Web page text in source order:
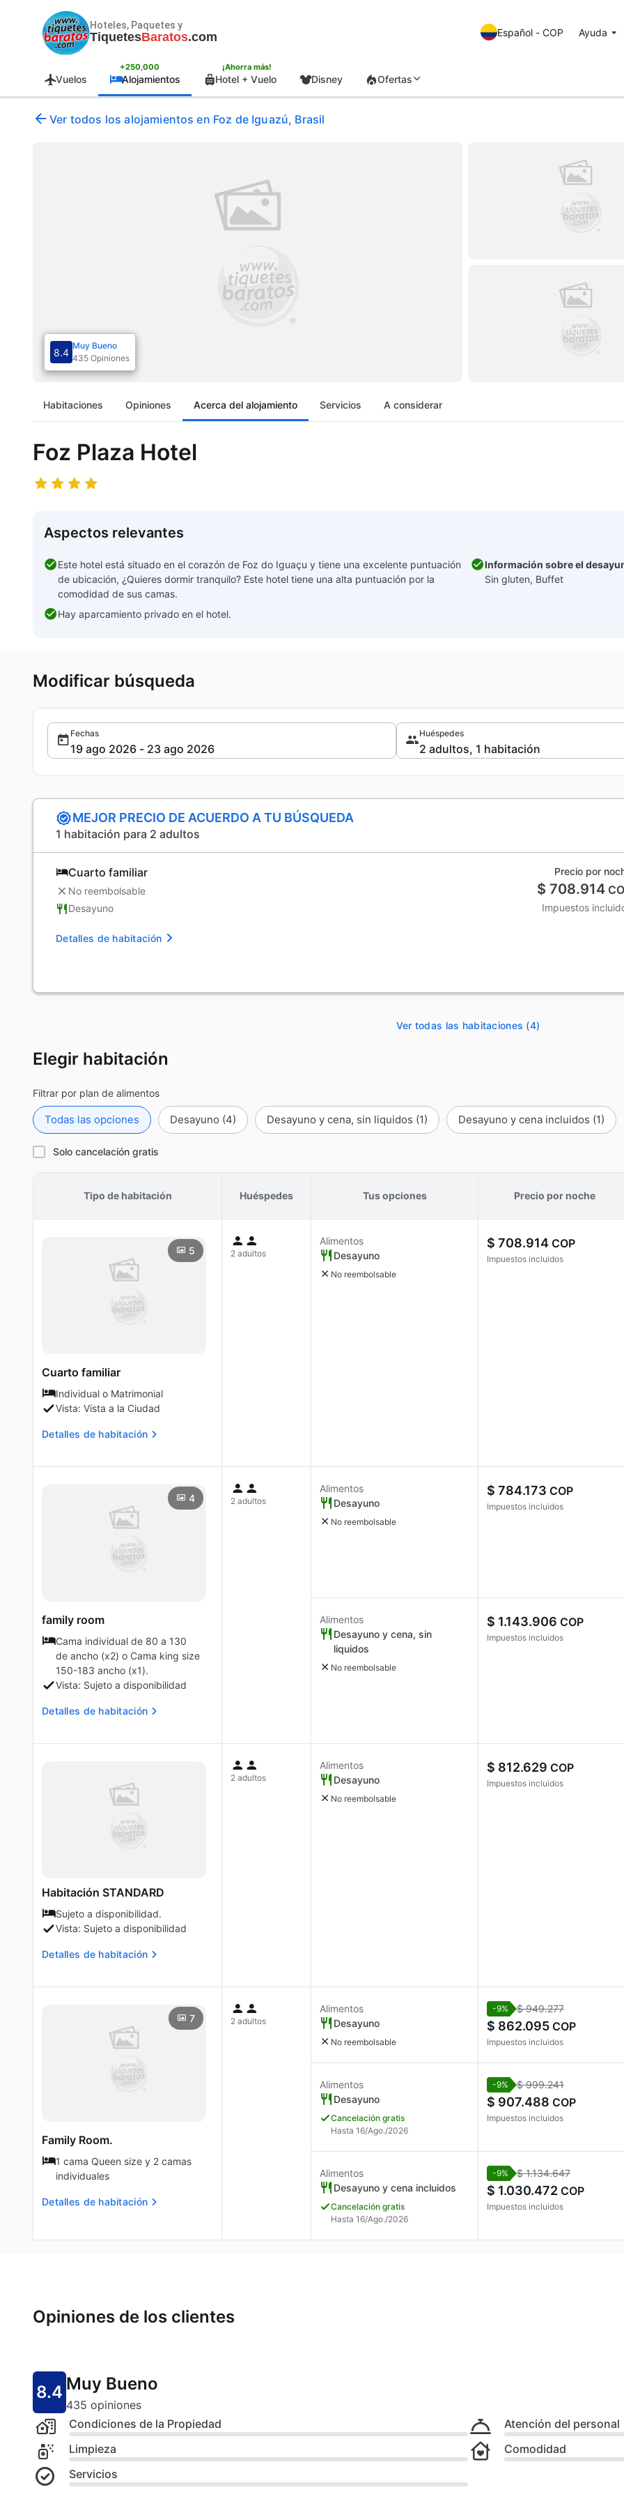
Hoteles, Paquetes y
TiquetesBaratos.com Español - COP Ayuda
Vuelos
+250,000
Alojamientos
¡Ahorra más!
Hotel + Vuelo Disney Ofertas
Ver todos los alojamientos en Foz de Iguazú, Brasil
8.4
Muy Bueno
435 Opiniones
Habitaciones Opiniones Acerca del alojamiento Servicios A considerar
Foz Plaza Hotel
Aspectos relevantes
Este hotel está situado en el corazón de Foz do Iguaçu y tiene una excelente puntuación
de ubicación, ¿Quieres dormir tranquilo? Este hotel tiene una alta puntuación por la
comodidad de sus camas.
Información sobre el
Sin gluten, Buffet
Hay aparcamiento privado en el hotel.
Modificar búsqueda
Fechas Huéspedes
MEJOR PRECIO DE ACUERDO A TU BÚSQUEDA
1 habitación para 2 adultos
Cuarto familiar
No reembolsable
Desayuno
Detalles de habitación
Precio por
$ 708.914
Impuestos
Ver todas las habitaciones (4)
Elegir habitación
Filtrar por plan de alimentos
Todas las opciones Desayuno (4) Desayuno y cena, sin liquidos (1) Desayuno y cena incluidos (1)
Solo cancelación gratis
Tipo de habitación Huéspedes Tus opciones Precio por noche
5
Cuarto familiar
Individual o Matrimonial
Vista: Vista a la Ciudad
Detalles de habitación
2 adultos
Alimentos
Desayuno
No reembolsable
$ 708.914 COP
Impuestos incluidos
4
family room
Cama individual de 80 a 130
de ancho (x2) o Cama king size
150-183 ancho (x1).
Vista: Sujeto a disponibilidad
Detalles de habitación
2 adultos
Alimentos
Desayuno
No reembolsable
$ 784.173 COP
Impuestos incluidos
Alimentos
Desayuno y cena, sin
liquidos
No reembolsable
$ 1.143.906 COP
Impuestos incluidos
Habitación STANDARD
Sujeto a disponibilidad.
Vista: Sujeto a disponibilidad
Detalles de habitación
2 adultos
Alimentos
Desayuno
No reembolsable
$ 812.629 COP
Impuestos incluidos
7
Family Room.
1 cama Queen size y 2 camas
individuales
Detalles de habitación
2 adultos
Alimentos
Desayuno
No reembolsable
-9% $ 949.277
$ 862.095 COP
Impuestos incluidos
Alimentos
Desayuno
Cancelación gratis
Hasta 16/Ago./2026
-9% $ 999.241
$ 907.488 COP
Impuestos incluidos
Alimentos
Desayuno y cena incluidos
Cancelación gratis
Hasta 16/Ago./2026
-9% $ 1.134.647
$ 1.030.472 COP
Impuestos incluidos
Opiniones de los clientes
8.4 Muy Bueno
435 opiniones
Condiciones de la Propiedad
Limpieza
Servicios
Atención del personal
Comodidad